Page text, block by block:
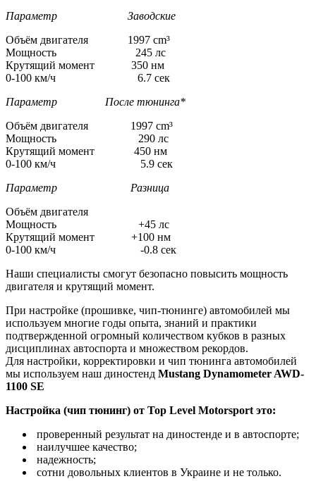
Параметр Заводские
Объём двигателя 1997 cm³
Мощность 245 лс
Крутящий момент 350 нм
0-100 км/ч 6.7 сек
Параметр После тюнинга*
Объём двигателя 1997 cm³
Мощность 290 лс
Крутящий момент 450 нм
0-100 км/ч 5.9 сек
Параметр Разница
Объём двигателя
Мощность +45 лс
Крутящий момент +100 нм
0-100 км/ч -0.8 сек
Наши специалисты смогут безопасно повысить мощность
двигателя и крутящий момент.
При настройке (прошивке, чип-тюнинге) автомобилей мы
используем многие годы опыта, знаний и практики
подтвержденной огромный количеством кубков в разных
дисциплинах автоспорта и множеством рекордов.
Для настройки, корректировки и чип тюнинга автомобилей
мы используем наш диностенд Mustang Dynamometer AWD-
1100 SE
Настройка (чип тюнинг) от Top Level Motorsport это:
проверенный результат на диностенде и в автоспорте;
наилучшее качество;
надежность;
сотни довольных клиентов в Украине и не только.